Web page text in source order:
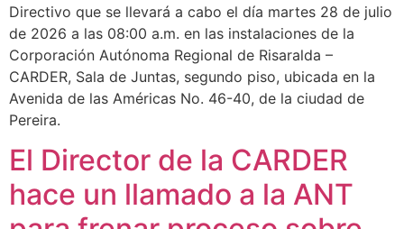
Directivo que se llevará a cabo el día martes 28 de julio
de 2026 a las 08:00 a.m. en las instalaciones de la
Corporación Autónoma Regional de Risaralda –
CARDER, Sala de Juntas, segundo piso, ubicada en la
Avenida de las Américas No. 46-40, de la ciudad de
Pereira.
El Director de la CARDER
hace un llamado a la ANT